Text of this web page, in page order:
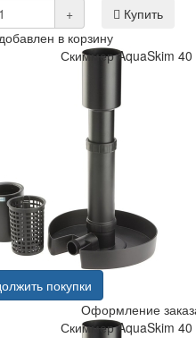
+ Купить
в корзину
Скиммер AquaSkim 40
покупки
Оформление
Скиммер AquaSkim 40